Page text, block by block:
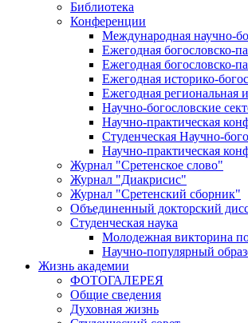
Библиотека
Конференции
Международная научно-
Ежегодная богословско-
Ежегодная богословско-
Ежегодная историко-
Ежегодная
Научно-богословские
Научно-практическая
Студенческая Научно-
Научно-практическая
Журнал "Сретенское слово"
Журнал "Диакрисис"
Журнал "Сретенский сборник"
Объединенный докторский
Студенческая наука
Молодежная викторина
Научно-популярный
Жизнь академии
ФОТОГАЛЕРЕЯ
Общие сведения
Духовная жизнь